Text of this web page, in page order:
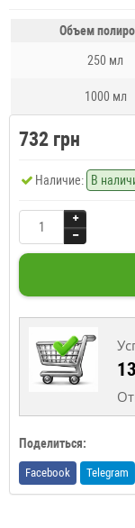
Объем
250 мл
1000 мл
732 грн
Наличие: В
Поделиться:
Facebook Telegram